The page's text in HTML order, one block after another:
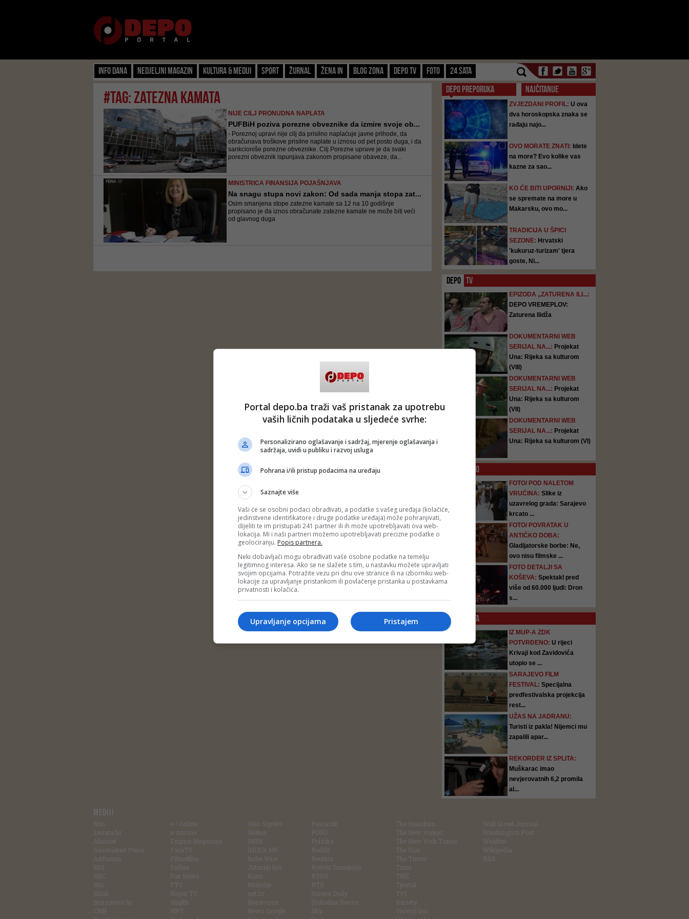
Info dana Nedjeljni magazin Kultura & Mediji Sport Žurnal Žena IN Blog zona Depo TV FOTO 24 SATA
#tag: ZATEZNA KAMATA
NIJE CILJ PRONUDNA NAPLATA
PUFBiH poziva porezne obveznike da izmire svoje ob...
- Poreznoj upravi nije cilj da prisilno naplaćuje javne prihode, da
obračunava troškove prisilne naplate u iznosu od pet posto duga, i da
sankcioniše porezne obveznike. Cilj Porezne uprave je da svaki
porezni obveznik ispunjava zakonom propisane obaveze, da...
MINISTRICA FINANSIJA POJAŠNJAVA
Na snagu stupa novi zakon: Od sada manja stopa zat...
Osim smanjena stope zatezne kamate sa 12 na 10 godišnje
propisano je da iznos obračunate zatezne kamate ne može biti veći
od glavnog duga
DEPO PREPORUKA NAJČITANIJE
ZVJEZDANI PROFIL: U ova
dva horoskopska znaka se
rađaju najo...
OVO MORATE ZNATI: Idete
na more? Evo kolike vas
kazne za sao...
KO ĆE BITI UPORNIJI: Ako
se spremate na more u
Makarsku, ovo mo...
TRADICIJA U ŠPICI
SEZONE: Hrvatski
'kukuruz-turizam' tjera
goste, Ni...
DEPO TV
EPIZODA „ZATURENA ILI...:
DEPO VREMEPLOV:
Zaturena Ilidža
DOKUMENTARNI WEB
SERIJAL NA...: Projekat
Una: Rijeka sa kulturom
(VIII)
DOKUMENTARNI WEB
SERIJAL NA...: Projekat
Una: Rijeka sa kulturom
(VII)
DOKUMENTARNI WEB
SERIJAL NA...: Projekat
Una: Rijeka sa kulturom (VI)
FOTO
FOTO/ POD NALETOM
VRUĆINA: Slike iz
uzavrelog grada: Sarajevo
krcato ...
FOTO/ POVRATAK U
ANTIČKO DOBA:
Gladijatorske borbe: Ne,
ovo nisu filmske ...
FOTO DETALJI SA
KOŠEVA: Spektakl pred
više od 60.000 ljudi: Dron
s...
24 SATA
IZ MUP-A ZDK
POTVRĐENO: U rijeci
Krivaji kod Zavidovića
utopio se ...
SARAJEVO FILM
FESTIVAL: Specijalna
predfestivalska projekcija
rest...
UŽAS NA JADRANU:
Turisti iz pakla! Nijemci mu
zapalili apar...
REKORDER IZ SPLITA:
Muškarac imao
nevjerovatnih 6,2 promila
al...
MEDIJI
Blin
24sata.hr
Alternet
Associated Press
Artforum
B92
BBC
Blic
Blinx
Bussiness.hr
CNN
e-! Online
e-novine
Empire Magazine
FaceTV
Filmofilia
Forbes
Fox News
FTV
Hayat TV
Health
HRT
Glas Srpske
Globus
IMDb
INDEX.HR
Indie Wire
Jutarnji list
Kurir
Miniclip
net.hr
Nezavisne
News Google
Pešćanik
POGO
Politika
Reddit
Reuters
Rotten Tomatoes
RTRS
RTS
Screen Daily
Slobodna Bosna
Sky
The Guardian
The New Yorker
The New York Times
The Sun
The Times
Time
TMZ
Tportal
TV1
Variety
Večenji list
Wall Street Journal
Washington Post
Weather
Wikipedia
RSS
Portal depo.ba traži vaš pristanak za upotrebu
vaših ličnih podataka u sljedeće svrhe:
Personalizirano oglašavanje i sadržaj, mjerenje oglašavanja i
sadržaja, uvidi u publiku i razvoj usluga
Pohrana i/ili pristup podacima na uređaju
Saznajte više
Vaši će se osobni podaci obrađivati, a podatke s vašeg uređaja (kolačiće,
jedinstvene identifikatore i druge podatke uređaja) može pohranjivati,
dijeliti te im pristupati 241 partner ili ih može upotrebljavati ova web-
lokacija. Mi i naši partneri možemo upotrebljavati precizne podatke o
geolociranju. Popis partnera.
Neki dobavljači mogu obrađivati vaše osobne podatke na temelju
legitimnog interesa. Ako se ne slažete s tim, u nastavku možete upravljati
svojim opcijama. Potražite vezu pri dnu ove stranice ili na izborniku web-
lokacije za upravljanje pristankom ili povlačenje pristanka u postavkama
privatnosti i kolačića.
Pristajem
Upravljanje opcijama